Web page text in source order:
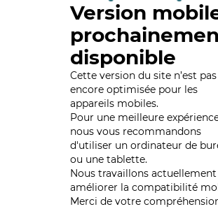
Version
disponible
Cette version du site n’est pas
encore optimisée pour les
appareils mobiles.
Pour une meilleure
nous vous recommandons
d'utiliser un ordinateur de
ou une tablette.
Nous travaillons actuellement
améliorer la compatibilité
Merci de votre